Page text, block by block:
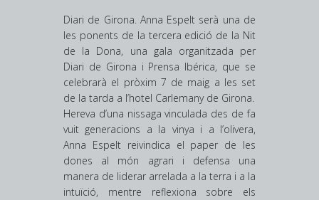
Diari de Girona. Anna Espelt serà una de
les ponents de la tercera edició de la Nit
de la Dona, una gala organitzada per
Diari de Girona i Prensa Ibérica, que se
celebrarà el pròxim 7 de maig a les set
de la tarda a l’hotel Carlemany de Girona.
Hereva d’una nissaga vinculada des de fa
vuit generacions a la vinya i a l’olivera,
Anna Espelt reivindica el paper de les
dones al món agrari i defensa una
manera de liderar arrelada a la terra i a la
intuïció, mentre reflexiona sobre els